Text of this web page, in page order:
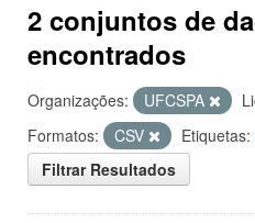
2 conjuntos de
encontrados
Organizações: UFCSPA
Formatos:
CSV Etiquetas:
Filtrar Resultados